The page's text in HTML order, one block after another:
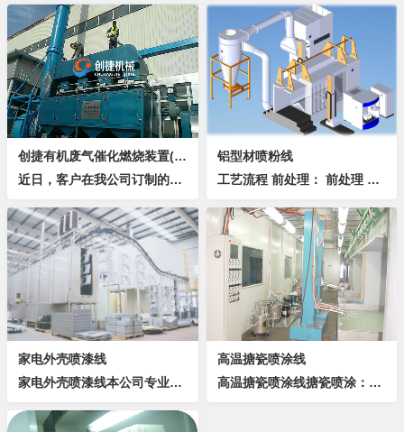
创捷有机废气催化燃烧装置(RCO)帮助客户顺利通过第三方环保检测
近日，客户在我公司订制的有机废气催化燃烧装置（RCO）成功的帮助客户顺利通过了第三方环保检测（注），设备运行平稳，完美解决有机废气VOC，客户表示非常满意！RCO装置主要作用是在催化剂的作用下，将喷漆房等涂装设备的废气中的碳氢化合物在较低温...
铝型材喷粉线
工艺流程 前处理： 前处理 喷淋式前处理概叙 棚体选用#不锈钢板及PP塑料板，平整美观，不变形、不漏水； 预除油滴水区底板采用耐酸碱316...
家电外壳喷漆线
家电外壳喷漆线本公司专业设计制造家电外壳喷涂线，广泛应用于电视、电话，电脑、电风扇等产品，提高产品表面喷涂质量，改装喷涂环境，降低喷涂成本。表面前处理概述表面前处理的常用设备是喷淋式、浸、喷联合式，其清洗原理是借助于化学反应来完成除油、磷化...
高温搪瓷喷涂线
高温搪瓷喷涂线搪瓷喷涂：在加厚钢板表面进行搪瓷镀釉，可以承受较大范围内的温度变化，一般为－60～＋850℃的温度变化范围，可以能够承受高温骤变。物理特性上：抗压、抗张力、有弹性、电绝缘、无污染；化学特性上：耐酸、耐碱、耐高温、耐水蒸汽，各种...